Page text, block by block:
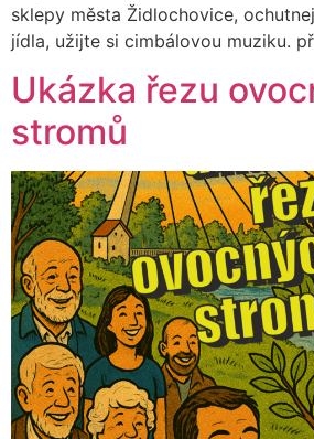
sklepy města Židlochovice,
jídla, užijte si cimbálovou muziku.
Ukázka řezu
stromů